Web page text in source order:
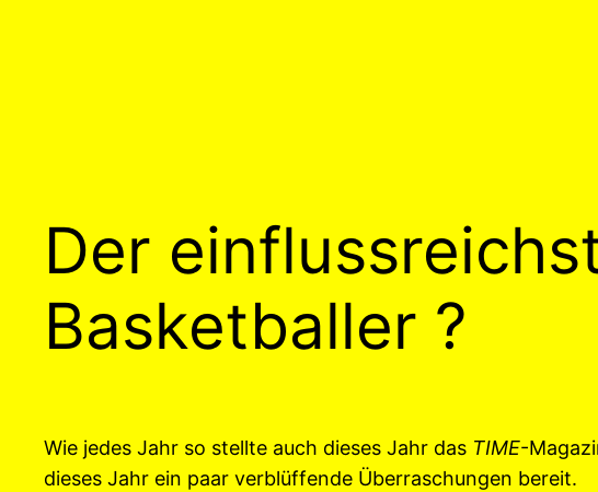
Der
Basketballer ?
Wie jedes Jahr so stellte auch dieses Jahr das TIME-
dieses Jahr ein paar verblüffende Überraschungen bereit.